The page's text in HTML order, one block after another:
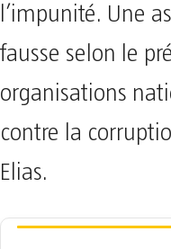
l’impunité. Une
fausse selon le
organisations
contre la
Elias.